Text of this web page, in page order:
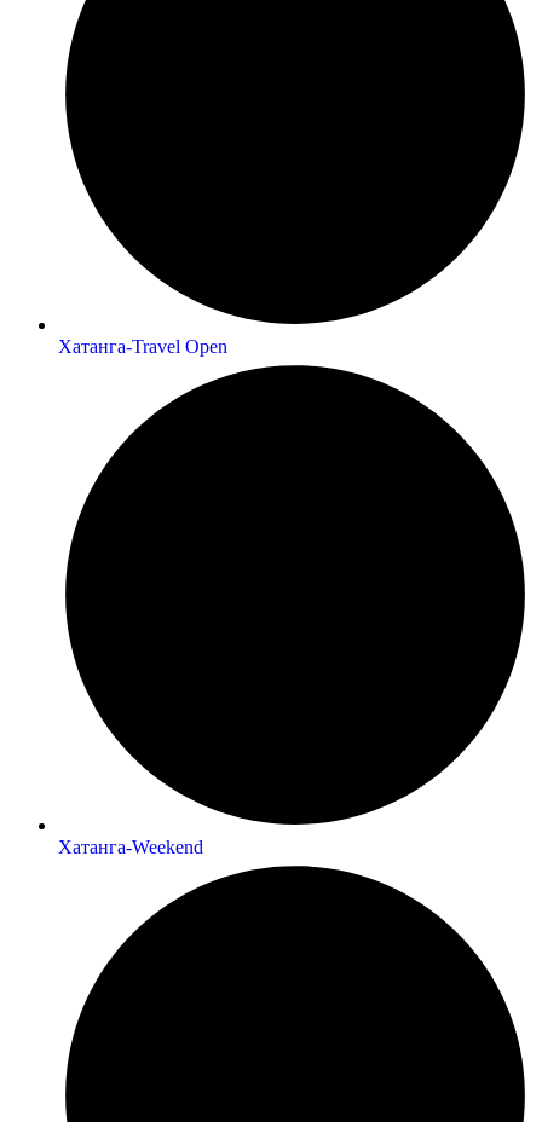
Хатанга-Travel Open
Хатанга-Weekend